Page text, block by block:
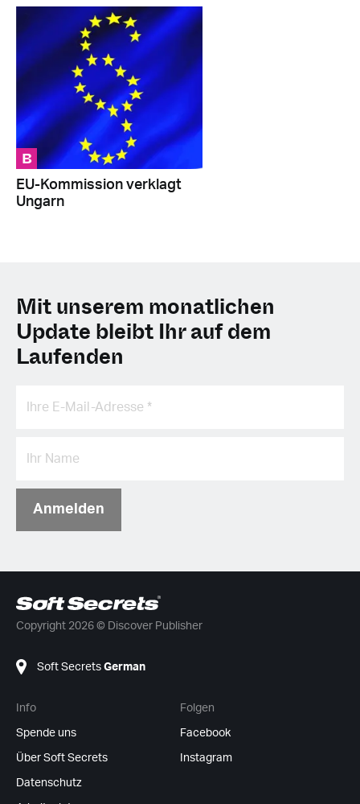
B
EU-Kommission verklagt
Ungarn
Mit unserem monatlichen
Update bleibt Ihr auf dem
Laufenden
Anmelden
Copyright 2026 © Discover Publisher
Soft Secrets German
Info
Spende uns
Über Soft Secrets
Datenschutz
Folgen
Facebook
Instagram